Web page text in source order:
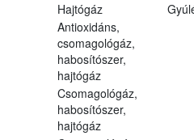
Hajtógáz
Antioxidáns,
csomagológáz,
habosítószer,
hajtógáz
Csomagológáz,
habosítószer,
hajtógáz